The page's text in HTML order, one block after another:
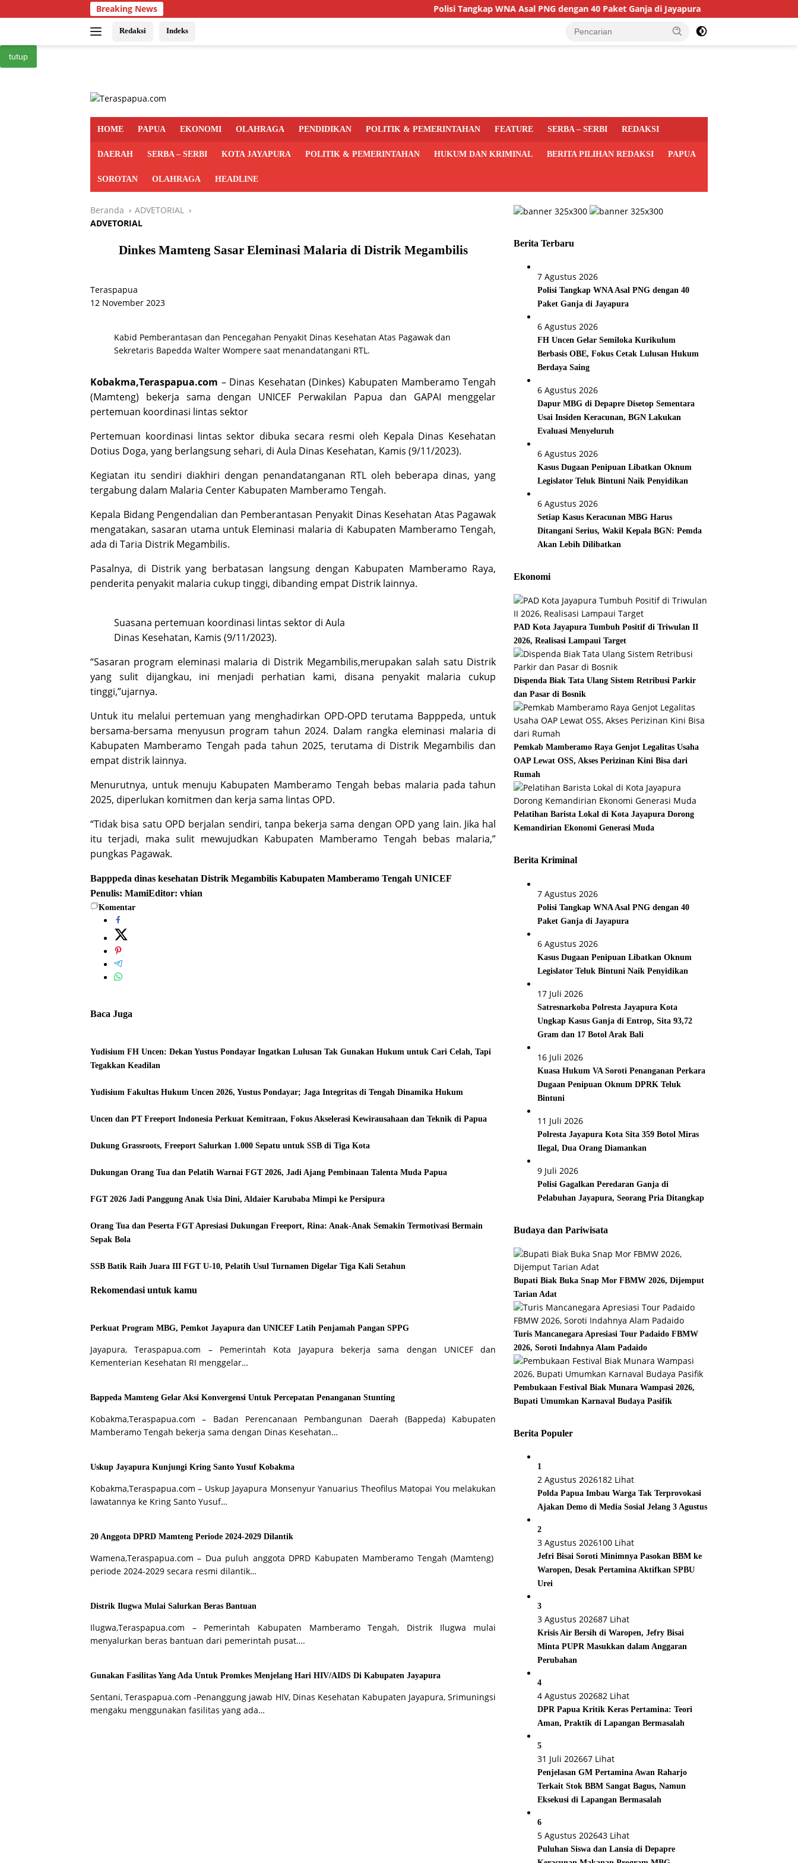
ke
Breaking News Polisi Tangkap WNA Asal PNG dengan 40 Paket Ganja di Jayapura FH Uncen Gelar
Redaksi Indeks
tutup
HOME PAPUA EKONOMI OLAHRAGA PENDIDIKAN POLITIK & PEMERINTAHAN FEATURE SERBA – SERBI REDAKSI
DAERAH SERBA – SERBI KOTA JAYAPURA POLITIK & PEMERINTAHAN HUKUM DAN KRIMINAL BERITA PILIHAN REDAKSI PAPUA
SOROTAN OLAHRAGA HEADLINE
Beranda
ADVETORIAL
ADVETORIAL
Dinkes Mamteng Sasar Eleminasi Malaria di Distrik Megambilis
Teraspapua
12 November 2023
Kabid Pemberantasan dan Pencegahan Penyakit Dinas Kesehatan Atas Pagawak dan
Sekretaris Bapedda Walter Wompere saat menandatangani RTL.
Kobakma,Teraspapua.com – Dinas Kesehatan (Dinkes) Kabupaten Mamberamo Tengah
(Mamteng) bekerja sama dengan UNICEF Perwakilan Papua dan GAPAI menggelar
pertemuan koordinasi lintas sektor
Pertemuan koordinasi lintas sektor dibuka secara resmi oleh Kepala Dinas Kesehatan
Dotius Doga, yang berlangsung sehari, di Aula Dinas Kesehatan, Kamis (9/11/2023).
Kegiatan itu sendiri diakhiri dengan penandatanganan RTL oleh beberapa dinas, yang
tergabung dalam Malaria Center Kabupaten Mamberamo Tengah.
Kepala Bidang Pengendalian dan Pemberantasan Penyakit Dinas Kesehatan Atas Pagawak
mengatakan, sasaran utama untuk Eleminasi malaria di Kabupaten Mamberamo Tengah,
ada di Taria Distrik Megambilis.
Pasalnya, di Distrik yang berbatasan langsung dengan Kabupaten Mamberamo Raya,
penderita penyakit malaria cukup tinggi, dibanding empat Distrik lainnya.
Suasana pertemuan koordinasi lintas sektor di Aula
Dinas Kesehatan, Kamis (9/11/2023).
“Sasaran program eleminasi malaria di Distrik Megambilis,merupakan salah satu Distrik
yang sulit dijangkau, ini menjadi perhatian kami, disana penyakit malaria cukup
tinggi,”ujarnya.
Untuk itu melalui pertemuan yang menghadirkan OPD-OPD terutama Bapppeda, untuk
bersama-bersama menyusun program tahun 2024. Dalam rangka eleminasi malaria di
Kabupaten Mamberamo Tengah pada tahun 2025, terutama di Distrik Megambilis dan
empat distrik lainnya.
Menurutnya, untuk menuju Kabupaten Mamberamo Tengah bebas malaria pada tahun
2025, diperlukan komitmen dan kerja sama lintas OPD.
“Tidak bisa satu OPD berjalan sendiri, tanpa bekerja sama dengan OPD yang lain. Jika hal
itu terjadi, maka sulit mewujudkan Kabupaten Mamberamo Tengah bebas malaria,”
pungkas Pagawak.
Bapppeda dinas kesehatan Distrik Megambilis Kabupaten Mamberamo Tengah UNICEF
Penulis: MamiEditor: vhian
Komentar
Baca Juga
Yudisium FH Uncen: Dekan Yustus Pondayar Ingatkan Lulusan Tak Gunakan Hukum untuk Cari Celah, Tapi
Tegakkan Keadilan
Yudisium Fakultas Hukum Uncen 2026, Yustus Pondayar; Jaga Integritas di Tengah Dinamika Hukum
Uncen dan PT Freeport Indonesia Perkuat Kemitraan, Fokus Akselerasi Kewirausahaan dan Teknik di Papua
Dukung Grassroots, Freeport Salurkan 1.000 Sepatu untuk SSB di Tiga Kota
Dukungan Orang Tua dan Pelatih Warnai FGT 2026, Jadi Ajang Pembinaan Talenta Muda Papua
FGT 2026 Jadi Panggung Anak Usia Dini, Aldaier Karubaba Mimpi ke Persipura
Orang Tua dan Peserta FGT Apresiasi Dukungan Freeport, Rina: Anak-Anak Semakin Termotivasi Bermain
Sepak Bola
SSB Batik Raih Juara III FGT U-10, Pelatih Usul Turnamen Digelar Tiga Kali Setahun
Rekomendasi untuk kamu
Perkuat Program MBG, Pemkot Jayapura dan UNICEF Latih Penjamah Pangan SPPG
Jayapura, Teraspapua.com – Pemerintah Kota Jayapura bekerja sama dengan UNICEF dan
Kementerian Kesehatan RI menggelar…
Bappeda Mamteng Gelar Aksi Konvergensi Untuk Percepatan Penanganan Stunting
Kobakma,Teraspapua.com – Badan Perencanaan Pembangunan Daerah (Bappeda) Kabupaten
Mamberamo Tengah bekerja sama dengan Dinas Kesehatan…
Uskup Jayapura Kunjungi Kring Santo Yusuf Kobakma
Kobakma,Teraspapua.com – Uskup Jayapura Monsenyur Yanuarius Theofilus Matopai You melakukan
lawatannya ke Kring Santo Yusuf…
20 Anggota DPRD Mamteng Periode 2024-2029 Dilantik
Wamena,Teraspapua.com – Dua puluh anggota DPRD Kabupaten Mamberamo Tengah (Mamteng)
periode 2024-2029 secara resmi dilantik…
Distrik Ilugwa Mulai Salurkan Beras Bantuan
Ilugwa,Teraspapua.com – Pemerintah Kabupaten Mamberamo Tengah, Distrik Ilugwa mulai
menyalurkan beras bantuan dari pemerintah pusat….
Gunakan Fasilitas Yang Ada Untuk Promkes Menjelang Hari HIV/AIDS Di Kabupaten Jayapura
Sentani, Teraspapua.com -Penanggung jawab HIV, Dinas Kesehatan Kabupaten Jayapura, Srimuningsi
mengaku menggunakan fasilitas yang ada…
Berita Terbaru
7 Agustus 2026
Polisi Tangkap WNA Asal PNG dengan 40
Paket Ganja di Jayapura
6 Agustus 2026
FH Uncen Gelar Semiloka Kurikulum
Berbasis OBE, Fokus Cetak Lulusan Hukum
Berdaya Saing
6 Agustus 2026
Dapur MBG di Depapre Disetop Sementara
Usai Insiden Keracunan, BGN Lakukan
Evaluasi Menyeluruh
6 Agustus 2026
Kasus Dugaan Penipuan Libatkan Oknum
Legislator Teluk Bintuni Naik Penyidikan
6 Agustus 2026
Setiap Kasus Keracunan MBG Harus
Ditangani Serius, Wakil Kepala BGN: Pemda
Akan Lebih Dilibatkan
Ekonomi
PAD Kota Jayapura Tumbuh Positif di Triwulan II
2026, Realisasi Lampaui Target
Dispenda Biak Tata Ulang Sistem Retribusi Parkir
dan Pasar di Bosnik
Pemkab Mamberamo Raya Genjot Legalitas Usaha
OAP Lewat OSS, Akses Perizinan Kini Bisa dari
Rumah
Pelatihan Barista Lokal di Kota Jayapura Dorong
Kemandirian Ekonomi Generasi Muda
Berita Kriminal
7 Agustus 2026
Polisi Tangkap WNA Asal PNG dengan 40
Paket Ganja di Jayapura
6 Agustus 2026
Kasus Dugaan Penipuan Libatkan Oknum
Legislator Teluk Bintuni Naik Penyidikan
17 Juli 2026
Satresnarkoba Polresta Jayapura Kota
Ungkap Kasus Ganja di Entrop, Sita 93,72
Gram dan 17 Botol Arak Bali
16 Juli 2026
Kuasa Hukum VA Soroti Penanganan Perkara
Dugaan Penipuan Oknum DPRK Teluk
Bintuni
11 Juli 2026
Polresta Jayapura Kota Sita 359 Botol Miras
Ilegal, Dua Orang Diamankan
9 Juli 2026
Polisi Gagalkan Peredaran Ganja di
Pelabuhan Jayapura, Seorang Pria Ditangkap
Budaya dan Pariwisata
Bupati Biak Buka Snap Mor FBMW 2026, Dijemput
Tarian Adat
Turis Mancanegara Apresiasi Tour Padaido FBMW
2026, Soroti Indahnya Alam Padaido
Pembukaan Festival Biak Munara Wampasi 2026,
Bupati Umumkan Karnaval Budaya Pasifik
Berita Populer
1
2 Agustus 2026182 Lihat
Polda Papua Imbau Warga Tak Terprovokasi
Ajakan Demo di Media Sosial Jelang 3 Agustus
2
3 Agustus 2026100 Lihat
Jefri Bisai Soroti Minimnya Pasokan BBM ke
Waropen, Desak Pertamina Aktifkan SPBU
Urei
3
3 Agustus 202687 Lihat
Krisis Air Bersih di Waropen, Jefry Bisai
Minta PUPR Masukkan dalam Anggaran
Perubahan
4
4 Agustus 202682 Lihat
DPR Papua Kritik Keras Pertamina: Teori
Aman, Praktik di Lapangan Bermasalah
5
31 Juli 202667 Lihat
Penjelasan GM Pertamina Awan Raharjo
Terkait Stok BBM Sangat Bagus, Namun
Eksekusi di Lapangan Bermasalah
6
5 Agustus 202643 Lihat
Puluhan Siswa dan Lansia di Depapre